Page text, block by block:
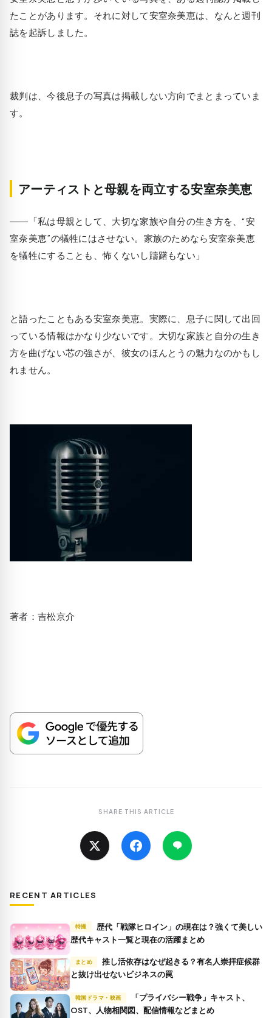
たことがあります。それに対して安室奈美恵は、なんと週刊
誌を起訴しました。
裁判は、今後息子の写真は掲載しない方向でまとまっていま
す。
アーティストと母親を両立する安室奈美恵
――「私は母親として、大切な家族や自分の生き方を、“安
室奈美恵”の犠牲にはさせない。家族のためなら安室奈美恵
を犠牲にすることも、怖くないし躊躇もない」
と語ったこともある安室奈美恵。実際に、息子に関して出回
っている情報はかなり少ないです。大切な家族と自分の生き
方を曲げない芯の強さが、彼女のほんとうの魅力なのかもし
れません。
著者：吉松京介
SHARE THIS ARTICLE
RECENT ARTICLES
特撮
歴代キャスト一覧と現在の活躍まとめ
まとめ
推し活依存はなぜ起きる？有名人崇拝症候群
と抜け出せないビジネスの罠
韓国ドラマ・映画
OST、人物相関図、配信情報などまとめ